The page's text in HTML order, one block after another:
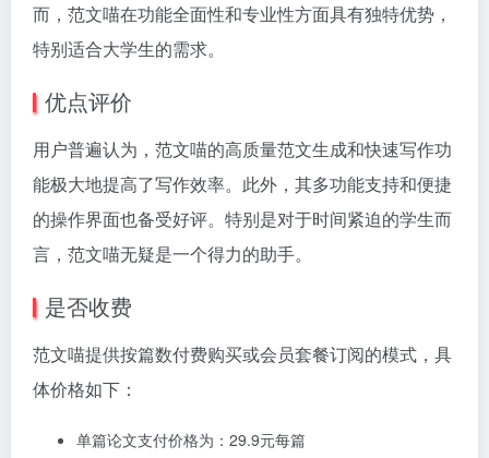
而，范文喵在功能全面性和专业性方面具有独特优势，
特别适合大学生的需求。
优点评价
用户普遍认为，范文喵的高质量范文生成和快速写作功
能极大地提高了写作效率。此外，其多功能支持和便捷
的操作界面也备受好评。特别是对于时间紧迫的学生而
言，范文喵无疑是一个得力的助手。
是否收费
范文喵提供按篇数付费购买或会员套餐订阅的模式，具
体价格如下：
单篇论文支付价格为：29.9元每篇